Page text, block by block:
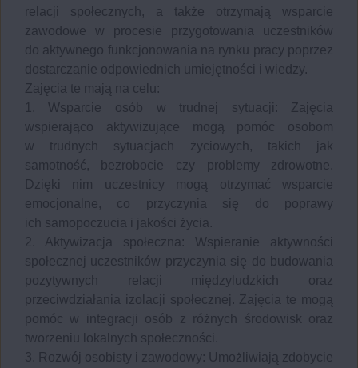
relacji społecznych, a także otrzymają wsparcie
zawodowe w procesie przygotowania uczestników
do aktywnego funkcjonowania na rynku pracy poprzez
dostarczanie odpowiednich umiejętności i wiedzy.
Zajęcia te mają na celu:
1. Wsparcie osób w trudnej sytuacji: Zajęcia
wspierająco aktywizujące mogą pomóc osobom
w trudnych sytuacjach życiowych, takich jak
samotność, bezrobocie czy problemy zdrowotne.
Dzięki nim uczestnicy mogą otrzymać wsparcie
emocjonalne, co przyczynia się do poprawy
ich samopoczucia i jakości życia.
2. Aktywizacja społeczna: Wspieranie aktywności
społecznej uczestników przyczynia się do budowania
pozytywnych relacji międzyludzkich oraz
przeciwdziałania izolacji społecznej. Zajęcia te mogą
pomóc w integracji osób z różnych środowisk oraz
tworzeniu lokalnych społeczności.
3. Rozwój osobisty i zawodowy: Umożliwiają zdobycie